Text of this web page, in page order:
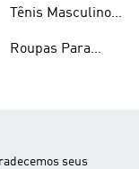
Tênis Masculino
Roupas Para
seus